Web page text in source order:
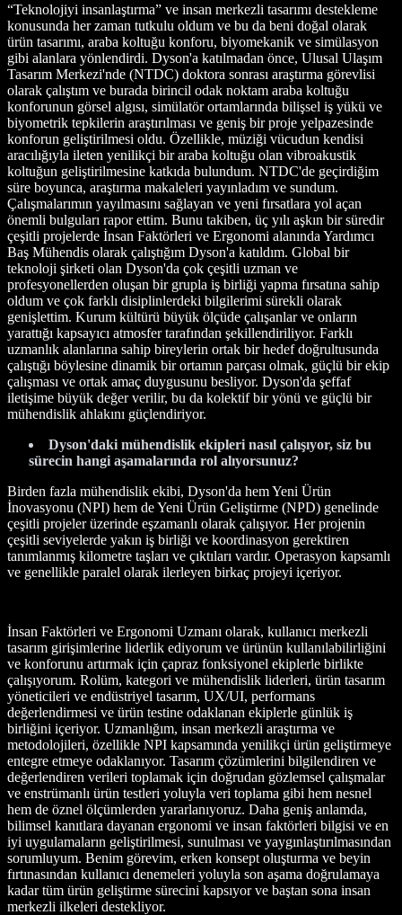
“Teknolojiyi insanlaştırma” ve insan merkezli tasarımı destekleme
konusunda her zaman tutkulu oldum ve bu da beni doğal olarak
ürün tasarımı, araba koltuğu konforu, biyomekanik ve simülasyon
gibi alanlara yönlendirdi. Dyson'a katılmadan önce, Ulusal Ulaşım
Tasarım Merkezi'nde (NTDC) doktora sonrası araştırma görevlisi
olarak çalıştım ve burada birincil odak noktam araba koltuğu
konforunun görsel algısı, simülatör ortamlarında bilişsel iş yükü ve
biyometrik tepkilerin araştırılması ve geniş bir proje yelpazesinde
konforun geliştirilmesi oldu. Özellikle, müziği vücudun kendisi
aracılığıyla ileten yenilikçi bir araba koltuğu olan vibroakustik
koltuğun geliştirilmesine katkıda bulundum. NTDC'de geçirdiğim
süre boyunca, araştırma makaleleri yayınladım ve sundum.
Çalışmalarımın yayılmasını sağlayan ve yeni fırsatlara yol açan
önemli bulguları rapor ettim. Bunu takiben, üç yılı aşkın bir süredir
çeşitli projelerde İnsan Faktörleri ve Ergonomi alanında Yardımcı
Baş Mühendis olarak çalıştığım Dyson'a katıldım. Global bir
teknoloji şirketi olan Dyson'da çok çeşitli uzman ve
profesyonellerden oluşan bir grupla iş birliği yapma fırsatına sahip
oldum ve çok farklı disiplinlerdeki bilgilerimi sürekli olarak
genişlettim. Kurum kültürü büyük ölçüde çalışanlar ve onların
yarattığı kapsayıcı atmosfer tarafından şekillendiriliyor. Farklı
uzmanlık alanlarına sahip bireylerin ortak bir hedef doğrultusunda
çalıştığı böylesine dinamik bir ortamın parçası olmak, güçlü bir ekip
çalışması ve ortak amaç duygusunu besliyor. Dyson'da şeffaf
iletişime büyük değer verilir, bu da kolektif bir yönü ve güçlü bir
mühendislik ahlakını güçlendiriyor.
Dyson'daki mühendislik ekipleri nasıl çalışıyor, siz bu
sürecin hangi aşamalarında rol alıyorsunuz?
Birden fazla mühendislik ekibi, Dyson'da hem Yeni Ürün
İnovasyonu (NPI) hem de Yeni Ürün Geliştirme (NPD) genelinde
çeşitli projeler üzerinde eşzamanlı olarak çalışıyor. Her projenin
çeşitli seviyelerde yakın iş birliği ve koordinasyon gerektiren
tanımlanmış kilometre taşları ve çıktıları vardır. Operasyon kapsamlı
ve genellikle paralel olarak ilerleyen birkaç projeyi içeriyor.
İnsan Faktörleri ve Ergonomi Uzmanı olarak, kullanıcı merkezli
tasarım girişimlerine liderlik ediyorum ve ürünün kullanılabilirliğini
ve konforunu artırmak için çapraz fonksiyonel ekiplerle birlikte
çalışıyorum. Rolüm, kategori ve mühendislik liderleri, ürün tasarım
yöneticileri ve endüstriyel tasarım, UX/UI, performans
değerlendirmesi ve ürün testine odaklanan ekiplerle günlük iş
birliğini içeriyor. Uzmanlığım, insan merkezli araştırma ve
metodolojileri, özellikle NPI kapsamında yenilikçi ürün geliştirmeye
entegre etmeye odaklanıyor. Tasarım çözümlerini bilgilendiren ve
değerlendiren verileri toplamak için doğrudan gözlemsel çalışmalar
ve enstrümanlı ürün testleri yoluyla veri toplama gibi hem nesnel
hem de öznel ölçümlerden yararlanıyoruz. Daha geniş anlamda,
bilimsel kanıtlara dayanan ergonomi ve insan faktörleri bilgisi ve en
iyi uygulamaların geliştirilmesi, sunulması ve yaygınlaştırılmasından
sorumluyum. Benim görevim, erken konsept oluşturma ve beyin
fırtınasından kullanıcı denemeleri yoluyla son aşama doğrulamaya
kadar tüm ürün geliştirme sürecini kapsıyor ve baştan sona insan
merkezli ilkeleri destekliyor.